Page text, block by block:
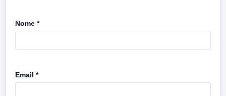
Nome *
Email *